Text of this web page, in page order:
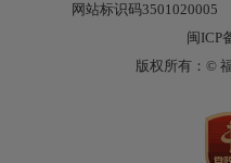
网站标识码3501020005
闽ICP
版权所有：©